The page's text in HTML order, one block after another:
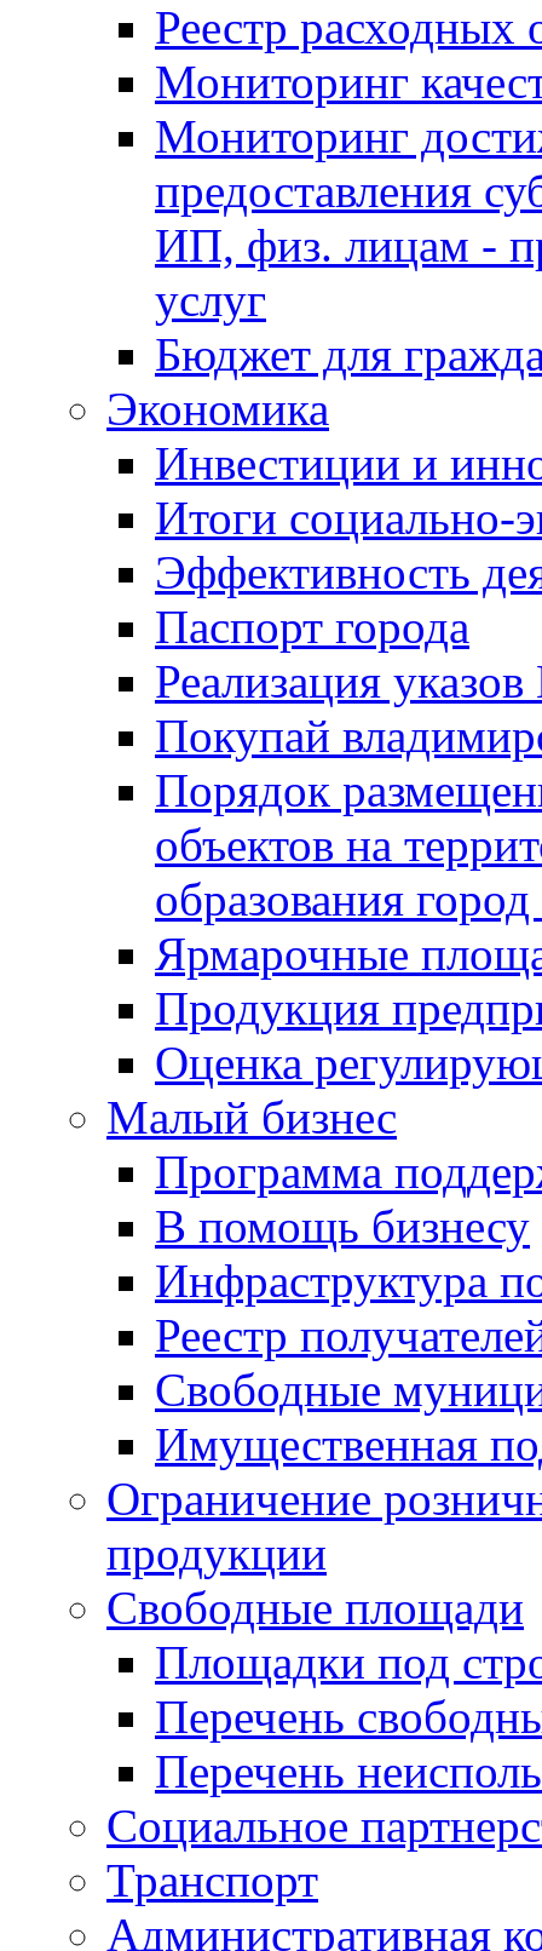
Реестр расходных
Мониторинг
Мониторинг
предоставления
ИП, физ. лицам -
услуг
Бюджет для
Экономика
Инвестиции и
Итоги социально-
Эффективность
Паспорт города
Реализация
Покупай
Порядок
объектов на
образования
Ярмарочные
Продукция
Оценка
Малый бизнес
Программа
В помощь бизнесу
Инфраструктура
Реестр
Свободные
Имущественная
Ограничение
продукции
Свободные площади
Площадки под
Перечень
Перечень
Социальное
Транспорт
Административная